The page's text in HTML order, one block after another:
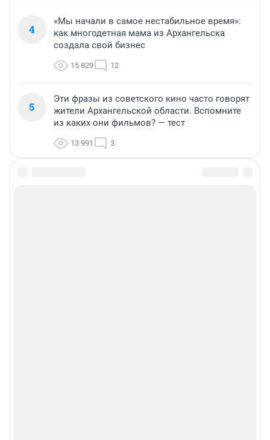
4
«Мы начали в самое нестабильное время»:
как многодетная мама из Архангельска
создала свой бизнес
15 829 12
5
Эти фразы из советского кино часто говорят
жители Архангельской области. Вспомните
из каких они фильмов? — тест
13 991 3